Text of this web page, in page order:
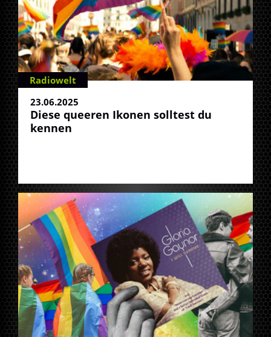
Radiowelt
23.06.2025
Diese queeren Ikonen solltest du
kennen